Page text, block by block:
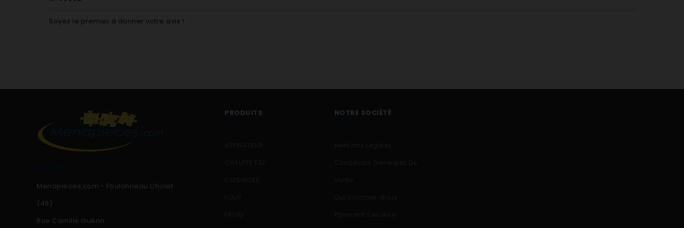
Soyez le premier à donner votre avis !
Menapieces.com - Foulonneau Cholet
(49)
Rue Camille Guérin
PRODUITS NOTRE SOCIÉTÉ